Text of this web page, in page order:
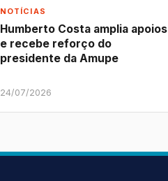
NOTÍCIAS
Humberto Costa amplia apoios
e recebe reforço do
presidente da Amupe
24/07/2026